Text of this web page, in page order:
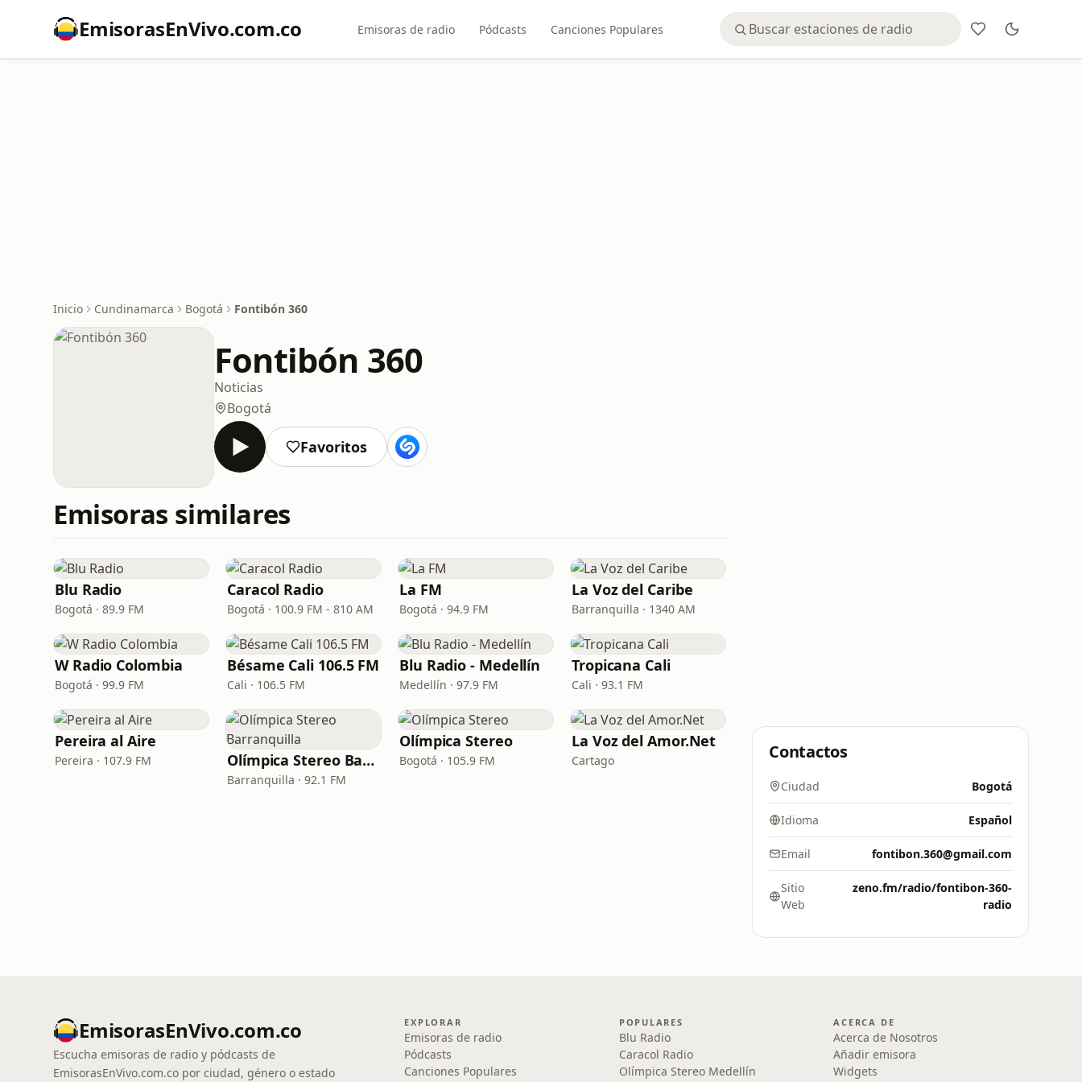
EmisorasEnVivo.com.co Emisoras de radio Pódcasts Canciones Populares
Inicio Cundinamarca Bogotá Fontibón 360
Fontibón 360
Noticias
Bogotá
Favoritos
Emisoras similares
Blu Radio
Bogotá · 89.9 FM
Caracol Radio
Bogotá · 100.9 FM - 810 AM
La FM
Bogotá · 94.9 FM
La Voz del Caribe
Barranquilla · 1340 AM
W Radio Colombia
Bogotá · 99.9 FM
Bésame Cali 106.5 FM
Cali · 106.5 FM
Blu Radio - Medellín
Medellín · 97.9 FM
Tropicana Cali
Cali · 93.1 FM
Pereira al Aire
Pereira · 107.9 FM Olímpica Stereo Barranquilla
Barranquilla · 92.1 FM
Olímpica Stereo
Bogotá · 105.9 FM
La Voz del Amor.Net
Cartago Contactos
Ciudad Bogotá
Idioma Español
Email fontibon.360@gmail.com
Sitio
Web
zeno.fm/radio/fontibon-360-
radio
EmisorasEnVivo.com.co
Escucha emisoras de radio y pódcasts de
EmisorasEnVivo.com.co por ciudad, género o estado
EXPLORAR
Emisoras de radio
Pódcasts
Canciones Populares
POPULARES
Blu Radio
Caracol Radio
Olímpica Stereo Medellín
ACERCA DE
Acerca de Nosotros
Añadir emisora
Widgets